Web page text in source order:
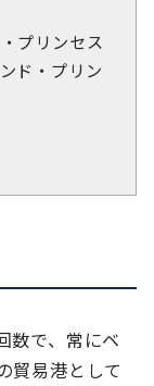
プリンセス
ド・プリン
数で、常にベ
貿易港として